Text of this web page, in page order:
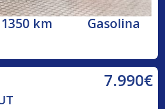
km Gasolina
7.990€